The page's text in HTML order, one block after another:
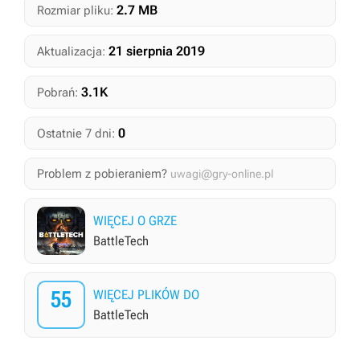
Rozmiar pliku: 2.7 MB
Aktualizacja: 21 sierpnia 2019
Pobrań: 3.1K
Ostatnie 7 dni: 0
Problem z pobieraniem? uwagi@gry-online.pl
WIĘCEJ O GRZE
BattleTech
55
WIĘCEJ PLIKÓW DO
BattleTech